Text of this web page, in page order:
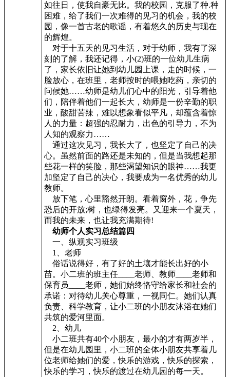
如往日，使我自豪无比。我的校园，克服了种.种
困难，给了我们一次难得的见习的机会，我的校
园，像一首古老的歌谣，有着悠久的历史与现在
的辉煌。
对于十五天的见习生活，对于幼师，我有了深
刻的了解，我还记得，小(2)班的一位幼儿生病
了，家长依旧让她到幼儿园上课，走的时候，一
脸放心，在班里，老师按时的喂她吃药，亲切的
问候她……幼师是幼儿们心中的阳光，引导着他
们，陪伴着他们一起长大，幼师是一份辛勤的职
业，酸甜苦辣，难以想象看似平凡，却蕴含着惊
人的力量：超强的忍耐力，出色的引导力，不为
人知的观察力……
通过这次见习，我长大了，也坚定了自己的决
心。虽然前面的路还是未知的，但是当我想起那
些花一样的笑脸，那些渴望知识的眼神……我更
加坚定了自己的决心，我要成为一名优秀的幼儿
教师。
放下笔，心里豁然开朗。看着窗外，花，争先
恐后的开放;树，也绿得发亮。又迎来一个夏天，
而我的未来，也让我充满期待!
幼师个人实习总结篇四
一、纵观实习班级
1、老师
俗话说得好，有了好的土壤才能长出好的小
苗。小二班的班主任____老师、教师____老师和
保育员____老师，她们始终恪守给家长和社会的
承诺：对待幼儿关心尊重，一视同仁。她们认真
负责、科学教育，让小二班的小朋友沐浴在她们
共筑的爱河里面。
2、幼儿
小二班共有40个小朋友，最小的才有两岁半，
但是在幼儿园里，小二班的全体小朋友共享着几
位老师给她们的爱，快乐的游戏，快乐的探索，
快乐的学习，快乐的渡过在幼儿园的每一天。